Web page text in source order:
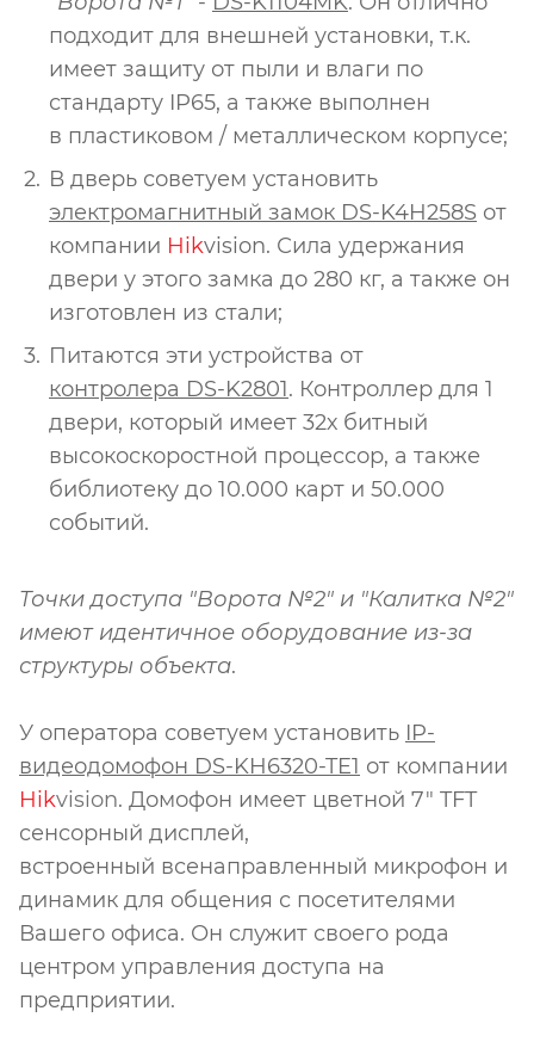
подходит для внешней установки, т.к.
имеет защиту от пыли и влаги по
стандарту IP65, а также выполнен
в пластиковом / металлическом корпусе;
В дверь советуем установить
электромагнитный замок DS-K4H258S от
компании Hikvision. Сила удержания
двери у этого замка до 280 кг, а также он
изготовлен из стали;
Питаются эти устройства от
контролера DS-K2801. Контроллер для 1
двери, который имеет 32х битный
высокоскоростной процессор, а также
библиотеку до 10.000 карт и 50.000
событий.
Точки доступа "Ворота №2" и "Калитка №2"
имеют идентичное оборудование из-за
структуры объекта.
У оператора советуем установить IP-
видеодомофон DS-KH6320-TE1 от компании
Hikvision. Домофон имеет цветной 7″ TFT
сенсорный дисплей,
встроенный всенаправленный микрофон и
динамик для общения с посетителями
Вашего офиса. Он служит своего рода
центром управления доступа на
предприятии.